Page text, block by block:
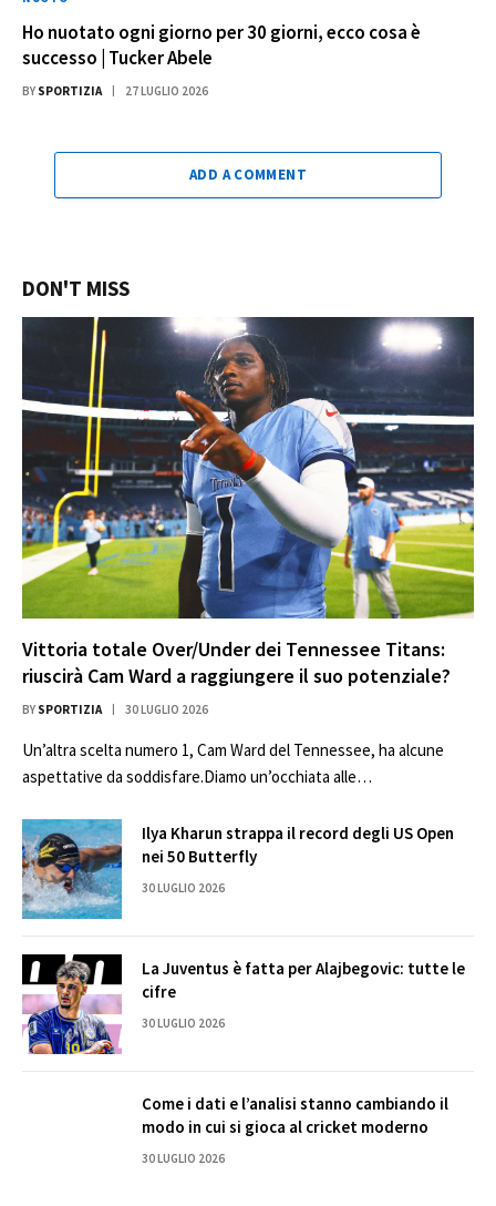
Ho nuotato ogni giorno per 30 giorni, ecco cosa è
successo | Tucker Abele
BY SPORTIZIA 27 LUGLIO 2026
ADD A COMMENT
DON'T MISS
Vittoria totale Over/Under dei Tennessee Titans:
riuscirà Cam Ward a raggiungere il suo potenziale?
BY SPORTIZIA 30 LUGLIO 2026
Un’altra scelta numero 1, Cam Ward del Tennessee, ha alcune
aspettative da soddisfare.Diamo un’occhiata alle…
Ilya Kharun strappa il record degli US Open
nei 50 Butterfly
30 LUGLIO 2026
La Juventus è fatta per Alajbegovic: tutte le
cifre
30 LUGLIO 2026
Come i dati e l’analisi stanno cambiando il
modo in cui si gioca al cricket moderno
30 LUGLIO 2026